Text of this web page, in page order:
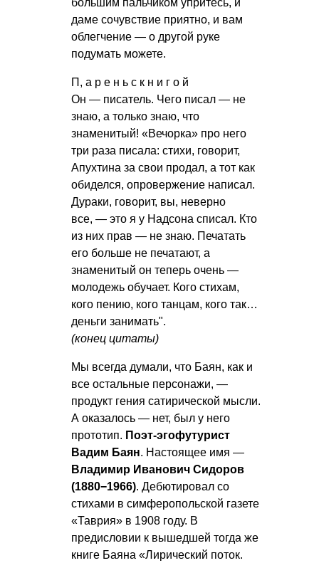
даме сочувствие приятно, и вам
облегчение — о другой руке
подумать можете.
П, а р е н ь с к н и г о й
Он — писатель. Чего писал — не
знаю, а только знаю, что
знаменитый! «Вечорка» про него
три раза писала: стихи, говорит,
Апухтина за свои продал, а тот как
обиделся, опровержение написал.
Дураки, говорит, вы, неверно
все, — это я у Надсона списал. Кто
из них прав — не знаю. Печатать
его больше не печатают, а
знаменитый он теперь очень —
молодежь обучает. Кого стихам,
кого пению, кого танцам, кого так…
деньги занимать".
(конец цитаты)
Мы всегда думали, что Баян, как и
все остальные персонажи, —
продукт гения сатирической мысли.
А оказалось — нет, был у него
прототип. Поэт-эгофутурист
Вадим Баян. Настоящее имя —
Владимир Иванович Сидоров
(1880−1966). Дебютировал со
стихами в симферопольской газете
«Таврия» в 1908 году. В
предисловии к вышедшей тогда же
книге Баяна «Лирический поток.